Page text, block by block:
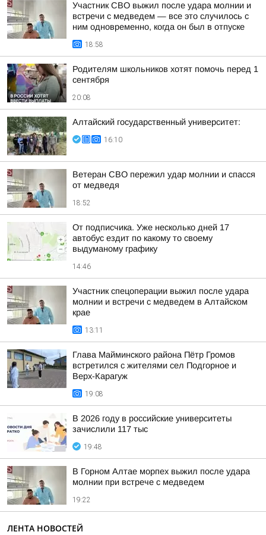
Участник СВО выжил после удара молнии и
встречи с медведем — все это случилось с
ним одновременно, когда он был в отпуске
18:58
Родителям школьников хотят помочь перед 1
сентября
20:08
Алтайский государственный университет:
16:10
Ветеран СВО пережил удар молнии и спасся
от медведя
18:52
От подписчика. Уже несколько дней 17
автобус ездит по какому то своему
выдуманому графику
14:46
Участник спецоперации выжил после удара
молнии и встречи с медведем в Алтайском
крае
13:11
Глава Майминского района Пётр Громов
встретился с жителями сел Подгорное и
Верх-Карагуж
19:08
В 2026 году в российские университеты
зачислили 117 тыс
19:48
В Горном Алтае морпех выжил после удара
молнии при встрече с медведем
19:22
ЛЕНТА НОВОСТЕЙ